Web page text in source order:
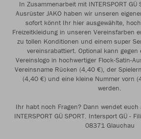
In Zusammenarbeit mit INTERSPORT
Ausrüster JAKO haben wir unseren
sofort könnt Ihr hier ausgewählte,
Freizeitkleidung in unseren Vereinsfarben
zu tollen Konditionen und einem super
vereinsrabattiert. Optional kann gegen
Vereinslogo in hochwertiger Flock-Satin-
Vereinsname Rücken (4,40 €), der
(4,40 €) und eine kleine Nummer vorn
werden.
Ihr habt noch Fragen? Dann wendet
INTERSPORT GÜ SPORT. Intersport GÜ -
08371 Glauchau